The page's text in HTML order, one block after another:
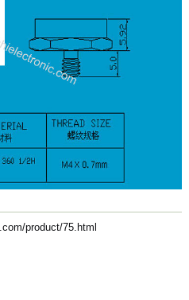
product/75.html